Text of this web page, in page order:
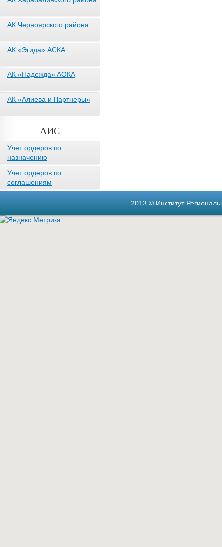
АК Черноярского района
АК «Эгида» АОКА
АК «Надежда» АОКА
АК «Алиева и Партнеры»
АИС
Учет ордеров по
назначению
Учет ордеров по
соглашениям
2013 © Институт